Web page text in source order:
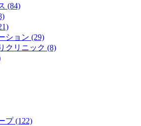
(84)
ション (29)
クリニック (8)
プ (122)